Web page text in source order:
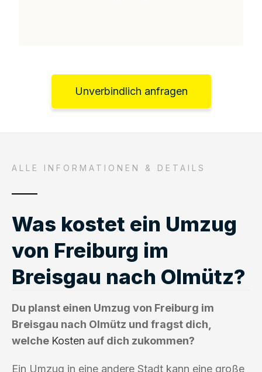
Unverbindlich anfragen
ALLE INFORMATIONEN & DETAILS
Was kostet ein Umzug
von Freiburg im
Breisgau nach Olmütz?
Du planst einen Umzug von Freiburg im
Breisgau nach Olmütz und fragst dich,
welche Kosten auf dich zukommen?
Ein Umzug in eine andere Stadt kann eine große